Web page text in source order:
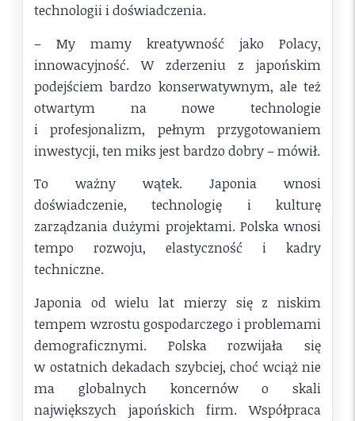
technologii i doświadczenia.
– My mamy kreatywność jako Polacy,
innowacyjność. W zderzeniu z japońskim
podejściem bardzo konserwatywnym, ale też
otwartym na nowe technologie
i profesjonalizm, pełnym przygotowaniem
inwestycji, ten miks jest bardzo dobry – mówił.
To ważny wątek. Japonia wnosi
doświadczenie, technologię i kulturę
zarządzania dużymi projektami. Polska wnosi
tempo rozwoju, elastyczność i kadry
techniczne.
Japonia od wielu lat mierzy się z niskim
tempem wzrostu gospodarczego i problemami
demograficznymi. Polska rozwijała się
w ostatnich dekadach szybciej, choć wciąż nie
ma globalnych koncernów o skali
największych japońskich firm. Współpraca